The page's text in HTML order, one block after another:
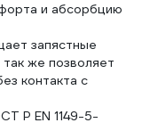
и абсорбцию
запястные
же позволяет
контакта с
Р EN 1149-5-